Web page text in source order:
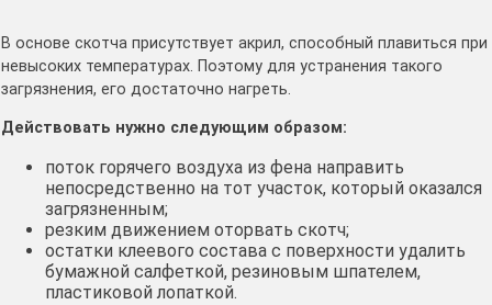
В основе скотча присутствует акрил, способный плавиться при
невысоких температурах. Поэтому для устранения такого
загрязнения, его достаточно нагреть.
Действовать нужно следующим образом:
поток горячего воздуха из фена направить
непосредственно на тот участок, который оказался
загрязненным;
резким движением оторвать скотч;
остатки клеевого состава с поверхности удалить
бумажной салфеткой, резиновым шпателем,
пластиковой лопаткой.